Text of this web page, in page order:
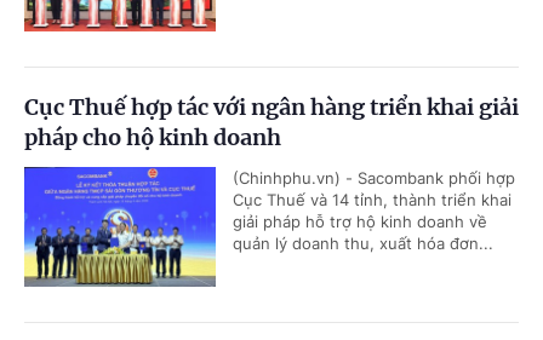
Cục Thuế hợp tác với ngân hàng triển khai giải
pháp cho hộ kinh doanh
(Chinhphu.vn) - Sacombank phối hợp
Cục Thuế và 14 tỉnh, thành triển khai
giải pháp hỗ trợ hộ kinh doanh về
quản lý doanh thu, xuất hóa đơn...